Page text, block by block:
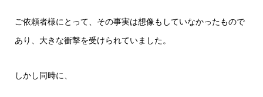
ご依頼者様にとって、その事実は想像もしていなかったもので
あり、大きな衝撃を受けられていました。
しかし同時に、